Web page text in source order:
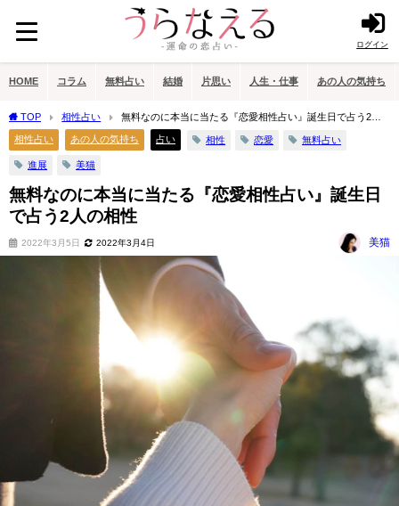
ログイン
HOME コラム 無料占い 結婚 片思い 人生・仕事 あの人の気持ち
TOP 相性占い
無料なのに本当に当たる『恋愛相性占い』誕生日で占う2人
の相性
相性占い あの人の気持ち 占い 相性 恋愛 無料占い
進展 美猫
無料なのに本当に当たる『恋愛相性占い』誕生日
で占う2人の相性
2022年3月5日 2022年3月4日 美猫